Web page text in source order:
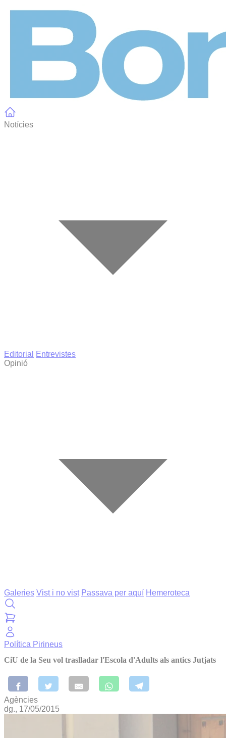
Notícies
Editorial
Entrevistes
Opinió
Galeries Vist i no vist Passava per aquí Hemeroteca
Política Pirineus
CiU de la Seu vol traslladar l'Escola d'Adults als antics Jutjats
Agències
dg., 17/05/2015